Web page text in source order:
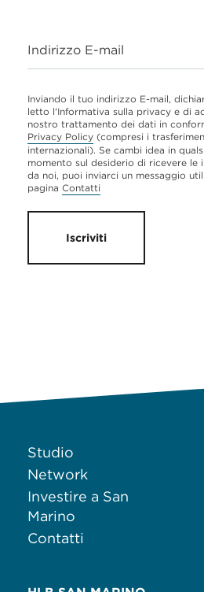
Indirizzo E-mail
Inviando il tuo indirizzo E-mail,
letto l'Informativa sulla privacy e di
nostro trattamento dei dati in
Privacy Policy (compresi i
internazionali). Se cambi idea in
momento sul desiderio di ricevere le
da noi, puoi inviarci un messaggio
pagina Contatti
Iscriviti
Studio
Network
Investire a San
Marino
Contatti